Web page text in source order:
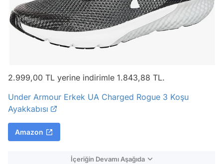
2.999,00 TL yerine indirimle 1.843,88 TL.
Under Armour Erkek UA Charged Rogue 3 Koşu
Ayakkabısı
Amazon
İçeriğin Devamı Aşağıda